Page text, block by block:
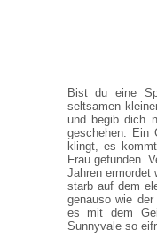
Bist du eine
seltsamen
und begib dich
geschehen: Ein
klingt, es
Frau gefunden.
Jahren ermordet
starb auf dem
genauso wie
es mit dem
Sunnyvale so